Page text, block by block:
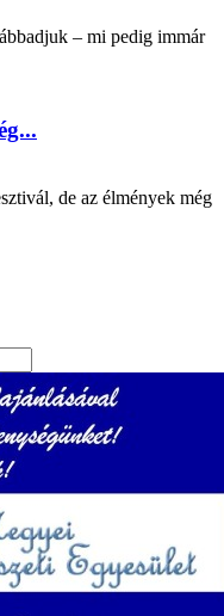
– mi pedig immár
de az élmények még